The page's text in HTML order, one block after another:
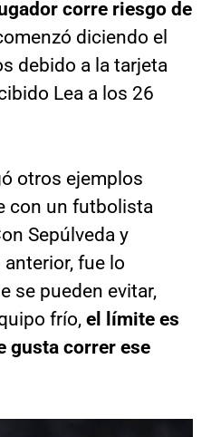
corre riesgo de
diciendo el
debido a la tarjeta
Lea a los 26
otros ejemplos
con un futbolista
Sepúlveda y
fue lo
se pueden evitar,
frío, el límite es
gusta correr ese